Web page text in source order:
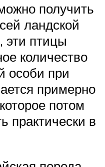
получить
ландской
эти птицы
количество
особи при
примерно
потом
практически в